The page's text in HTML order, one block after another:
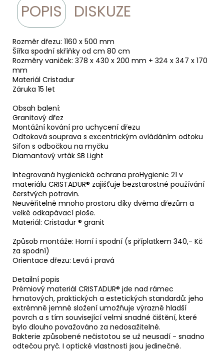
POPIS DISKUZE
Rozměr dřezu: 1160 x 500 mm
Šířka spodní skříňky od cm 80 cm
Rozměry vaniček: 378 x 430 x 200 mm + 324 x 347 x 170
mm
Materiál Cristadur
Záruka 15 let
Obsah balení:
Granitový dřez
Montážní kování pro uchycení dřezu
Odtoková souprava s excentrickým ovládáním odtoku
Sifon s odbočkou na myčku
Diamantový vrták SB Light
Integrovaná hygienická ochrana proHygienic 21 v
materiálu CRISTADUR® zajišťuje bezstarostné používání
čerstvých potravin.
Neuvěřitelně mnoho prostoru díky dvěma dřezům a
velké odkapávací ploše.
Materiál: Cristadur ® granit
Způsob montáže: Horní i spodní (s příplatkem 340,- Kč
za spodní)
Orientace dřezu: Levá i pravá
Detailní popis
Prémiový materiál CRISTADUR® jde nad rámec
hmatových, praktických a estetických standardů: jeho
extrémně jemné složení umožňuje výrazně hladší
povrch a s tím související velmi snadné čištění, které
bylo dlouho považováno za nedosažitelné.
Bakterie způsobené nečistotou se už neusadí - snadno
odtečou pryč. I optické vlastnosti jsou jedinečné.